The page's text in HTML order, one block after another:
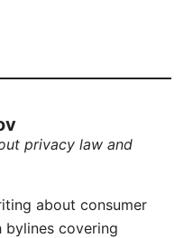
privacy law and
about consumer
bylines covering